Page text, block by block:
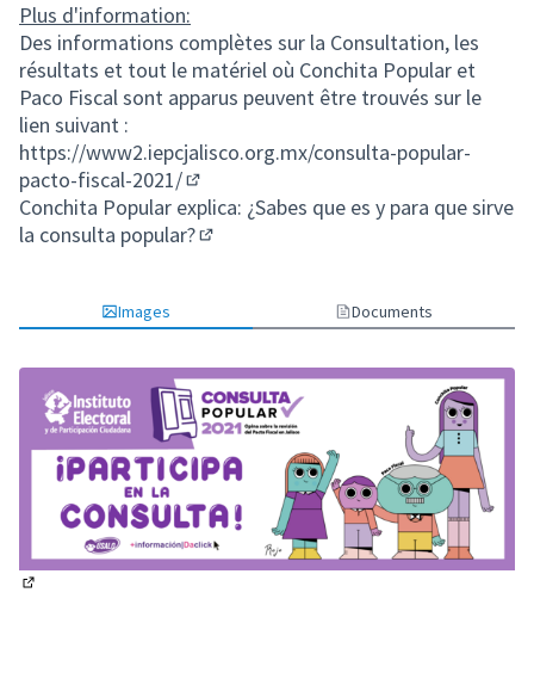
Plus d'information:
Des informations complètes sur la Consultation, les
résultats et tout le matériel où Conchita Popular et
Paco Fiscal sont apparus peuvent être trouvés sur le
lien suivant :
https://www2.iepcjalisco.org.mx/consulta-popular-
pacto-fiscal-2021/
(Lien externe)
Conchita Popular explica: ¿Sabes que es y para que sirve
la consulta popular?
Images Documents